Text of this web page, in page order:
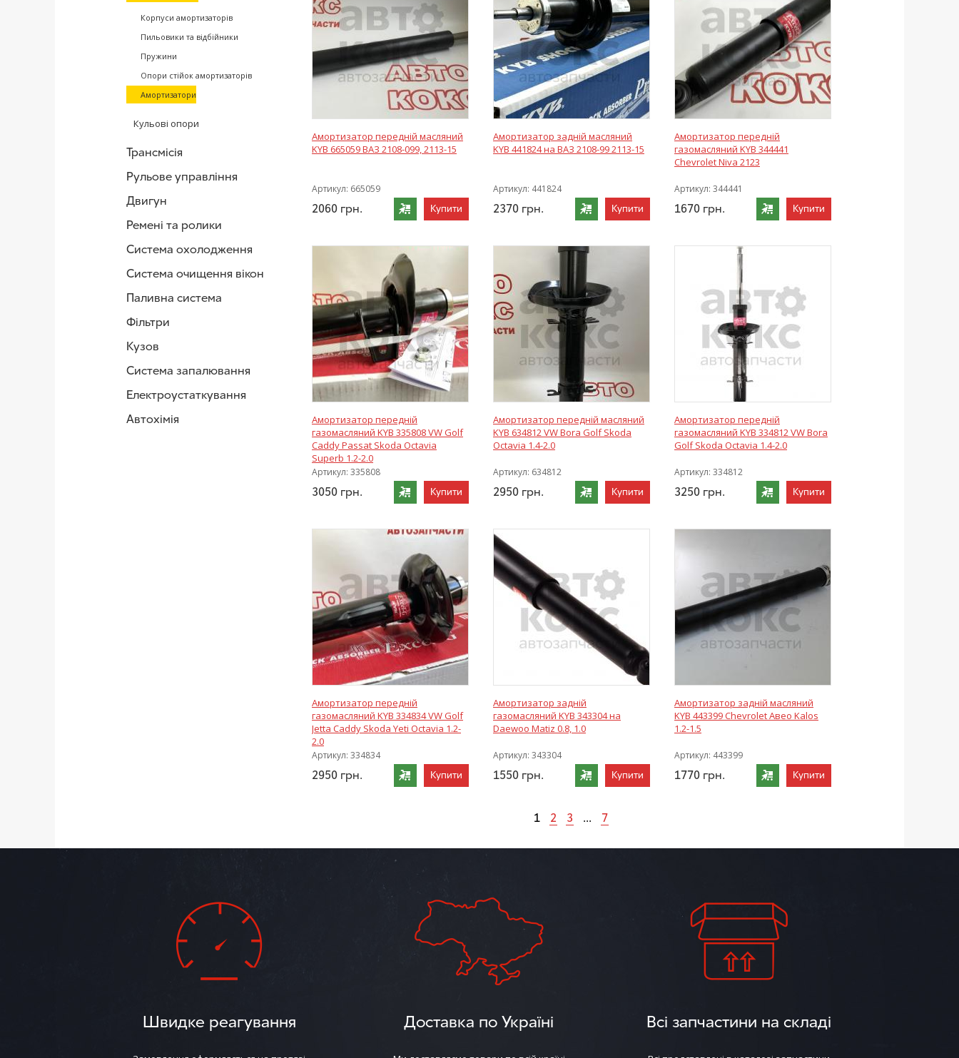
Корпуси амортизаторів
Пильовики та відбійники
Пружини
Опори стійок амортизаторів
Амортизатори
Кульові опори
Трансмісія
Рульове управління
Двигун
Ремені та ролики
Система охолодження
Система очищення вікон
Паливна система
Фільтри
Кузов
Система запалювання
Електроустаткування
Автохімія
Амортизатор передній масляний
KYB 665059 ВАЗ 2108-099, 2113-15
Артикул: 665059
2060 грн. Купити
Амортизатор задній масляний
KYB 441824 на ВАЗ 2108-99 2113-15
Артикул: 441824
2370 грн. Купити
Амортизатор передній
газомасляний KYB 344441
Chevrolet Niva 2123
Артикул: 344441
1670 грн. Купити
Амортизатор передній
газомасляний KYB 335808 VW Golf
Caddy Passat Skoda Octavia
Superb 1.2-2.0
Артикул: 335808
3050 грн. Купити
Амортизатор передній масляний
KYB 634812 VW Bora Golf Skoda
Octavia 1.4-2.0
Артикул: 634812
2950 грн. Купити
Амортизатор передній
газомасляний KYB 334812 VW Bora
Golf Skoda Octavia 1.4-2.0
Артикул: 334812
3250 грн. Купити
Амортизатор передній
газомасляний KYB 334834 VW Golf
Jetta Caddy Skoda Yeti Octavia 1.2-
2.0
Артикул: 334834
2950 грн. Купити
Амортизатор задній
газомасляний KYB 343304 на
Daewoo Matiz 0.8, 1.0
Артикул: 343304
1550 грн. Купити
Амортизатор задній масляний
KYB 443399 Chevrolet Авео Kalos
1.2-1.5
Артикул: 443399
1770 грн. Купити
1 2 3 ... 7
Швидке реагування Доставка по Україні Всі запчастини на складі